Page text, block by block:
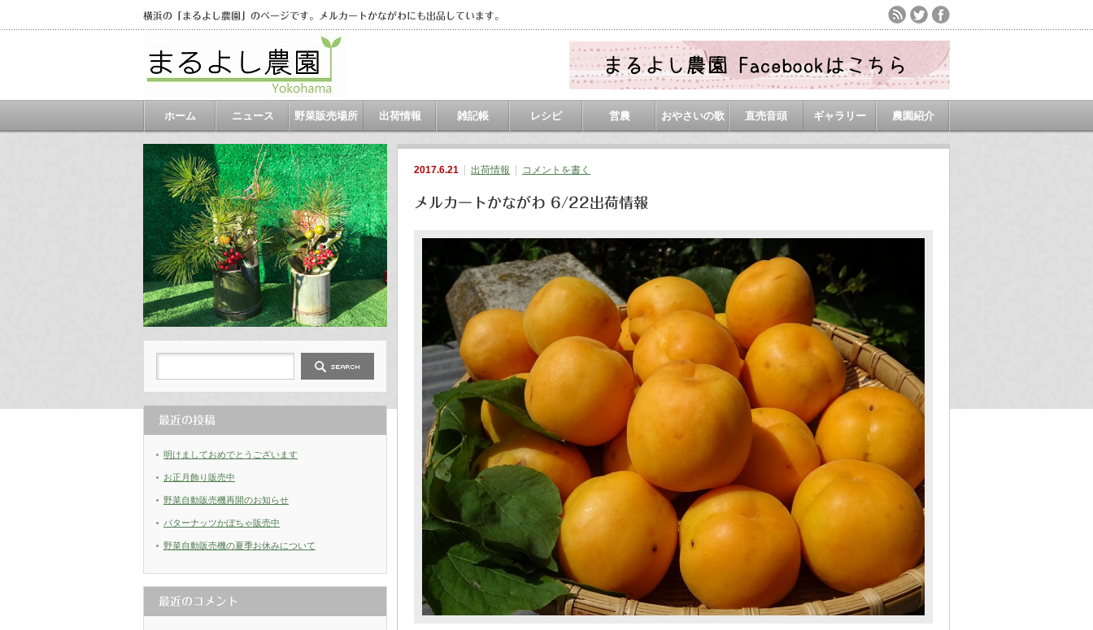
横浜の「まるよし農園」のページです。メルカートかながわにも出品しています。
ホーム ニュース 野菜販売場所 出荷情報 雑記帳 レシピ 営農 おやさいの歌 直売音頭 ギャラリー 農園紹介
2017.6.21 出荷情報 コメントを書く
メルカートかながわ 6/22出荷情報
最近の投稿
明けましておめでとうございます
お正月飾り販売中
野菜自動販売機再開のお知らせ
バターナッツかぼちゃ販売中
野菜自動販売機の夏季お休みについて
最近のコメント